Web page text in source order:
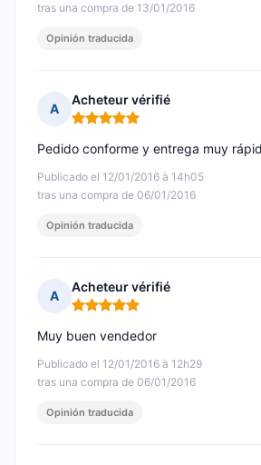
tras una compra de 13/01/2016
Opinión traducida
A
Acheteur vérifié
Nota: 5 de 5
Publicado el 12/01/2016 à 14h05
tras una compra de 06/01/2016
Pedido conforme y entrega muy
Opinión traducida
A
Acheteur vérifié
Nota: 5 de 5
Publicado el 12/01/2016 à 12h29
tras una compra de 06/01/2016
Muy buen vendedor
Opinión traducida